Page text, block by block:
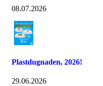
08.07.2026
Plastdugnaden, 2026!
29.06.2026